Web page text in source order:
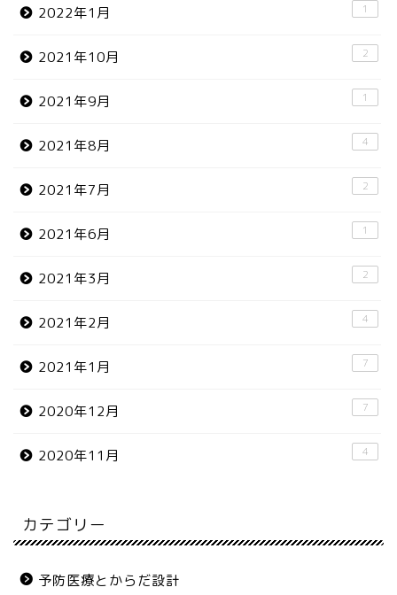
2022年1月 1
2021年10月 2
2021年9月 1
2021年8月 4
2021年7月 2
2021年6月 1
2021年3月 2
2021年2月 4
2021年1月 7
2020年12月 7
2020年11月 4
カテゴリー
予防医療とからだ設計